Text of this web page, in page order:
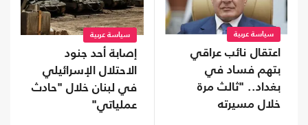
سياسة عربية
اعتقال نائب عراقي
بتهم فساد في
بغداد.. "ثالث مرة
خلال مسيرته
سياسة عربية
إصابة أحد جنود
الاحتلال الإسرائيلي
في لبنان خلال "حادث
عملياتي"